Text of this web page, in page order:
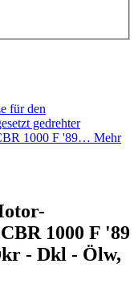
für den
gedrehter
1000 F '89… Mehr
1000 F '89
- Dkl - Ölw,